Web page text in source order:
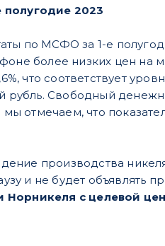
полугодие 2023
по МСФО за 1-е
более низких цен на
что соответствует
рубль. Свободный
отмечаем, что
производства
и не будет объявлять
с целевой